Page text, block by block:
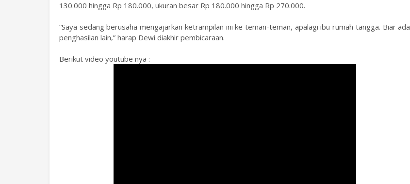
130.000 hingga Rp 180.000, ukuran besar Rp 180.000 hingga Rp 270.000.
“Saya sedang berusaha mengajarkan ketrampilan ini ke teman-teman, apalagi ibu rumah tangga. Biar ada
penghasilan lain,” harap Dewi diakhir pembicaraan.
Berikut video youtube nya :